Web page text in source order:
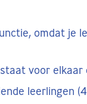
omdat je
voor elkaar
leerlingen